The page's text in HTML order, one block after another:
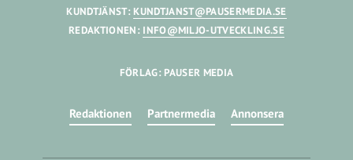
KUNDTJÄNST: KUNDTJANST@PAUSERMEDIA.SE
REDAKTIONEN: INFO@MILJO-UTVECKLING.SE
FÖRLAG: PAUSER MEDIA
Redaktionen Partnermedia Annonsera